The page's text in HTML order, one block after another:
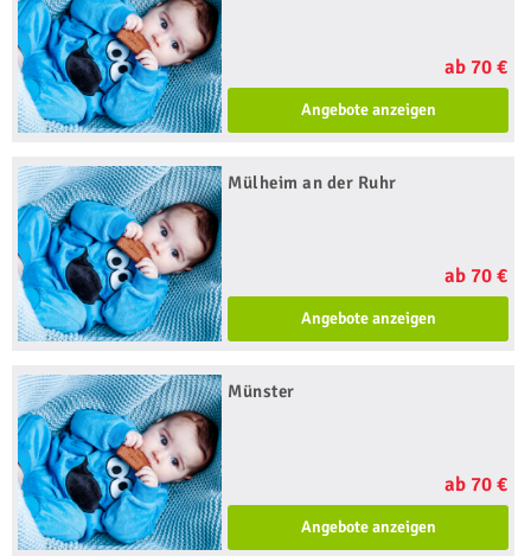
ab 70 €
Angebote anzeigen
Mülheim an der Ruhr
ab 70 €
Angebote anzeigen
Münster
ab 70 €
Angebote anzeigen